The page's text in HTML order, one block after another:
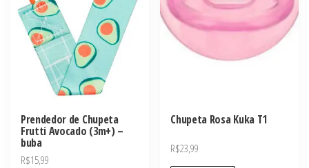
Prendedor de Chupeta
Frutti Avocado (3m+) –
buba
R$15,99
Chupeta Rosa Kuka T1
R$23,99